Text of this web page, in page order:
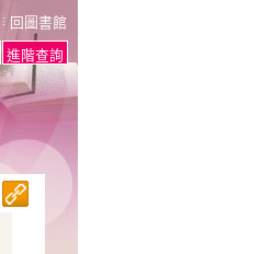
回圖書館